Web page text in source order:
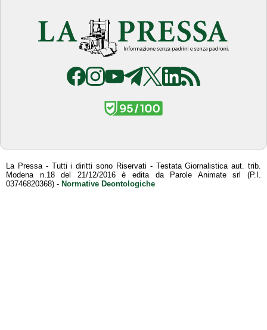
La Pressa - Tutti i diritti sono Riservati - Testata Giornalistica aut. trib.
Modena n.18 del 21/12/2016 è edita da Parole Animate srl (P.I.
03746820368) - Normative Deontologiche